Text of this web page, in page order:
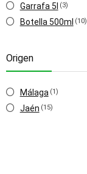
Garrafa 5l (3)
Botella 500ml (10)
Origen
Málaga (1)
Jaén (15)